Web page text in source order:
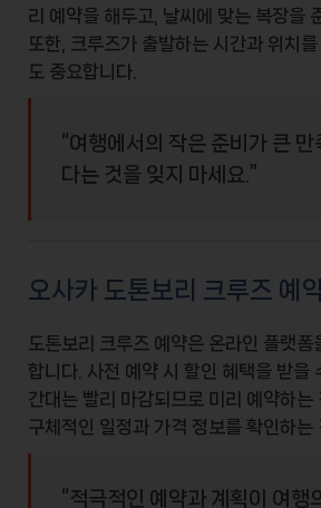
리 예약을 해두고, 날씨에 맞는 복장을
또한, 크루즈가 출발하는 시간과 위치
도 중요합니다.
“여행에서의 작은 준비가 큰 만
다는 것을 잊지 마세요.”
오사카 도톤보리 크루즈 예
도톤보리 크루즈 예약은 온라인 플랫폼
합니다. 사전 예약 시 할인 혜택을 받을
간대는 빨리 마감되므로 미리 예약하는
구체적인 일정과 가격 정보를 확인하는
“적극적인 예약과 계획이 여행